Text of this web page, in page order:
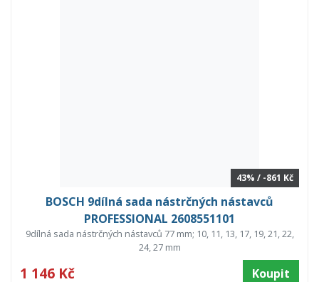
43% / -861 Kč
BOSCH 9dílná sada nástrčných nástavců
PROFESSIONAL 2608551101
9dílná sada nástrčných nástavců 77 mm; 10, 11, 13, 17, 19, 21, 22,
24, 27 mm
1 146 Kč Koupit